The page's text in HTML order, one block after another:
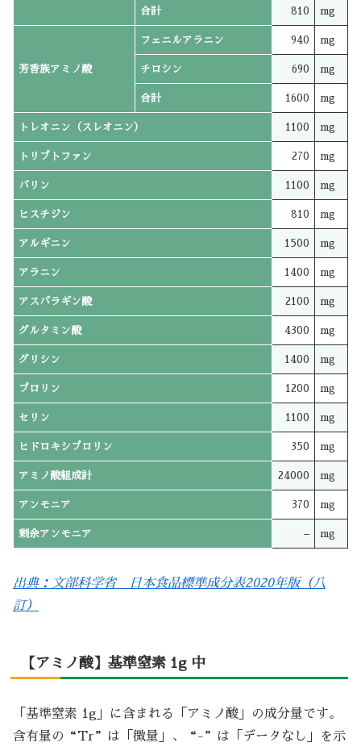
合計 810 mg
芳香族アミノ酸
フェニルアラニン 940 mg
チロシン 690 mg
合計 1600 mg
トレオニン（スレオニン） 1100 mg
トリプトファン 270 mg
バリン 1100 mg
ヒスチジン 810 mg
アルギニン 1500 mg
アラニン 1400 mg
アスパラギン酸 2100 mg
グルタミン酸 4300 mg
グリシン 1400 mg
プロリン 1200 mg
セリン 1100 mg
ヒドロキシプロリン 350 mg
アミノ酸組成計 24000 mg
アンモニア 370 mg
剰余アンモニア – mg
出典：文部科学省 日本食品標準成分表2020年版（八
訂）
【アミノ酸】基準窒素 1g 中
「基準窒素 1g」に含まれる「アミノ酸」の成分量です。
含有量の“Tr”は「微量」、“-”は「データなし」を示